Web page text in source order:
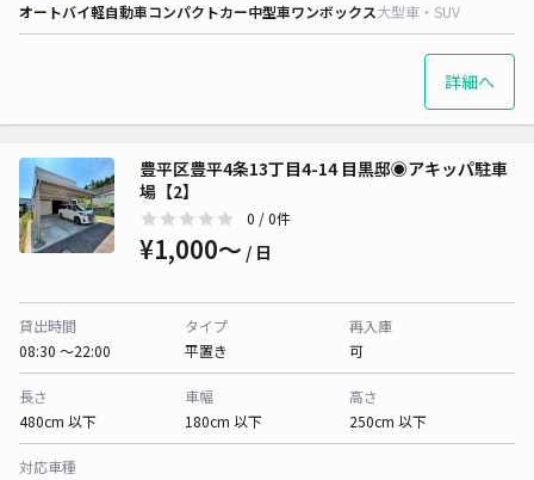
オートバイ軽自動車コンパクトカー中型車ワンボックス大型車・SUV
詳細へ
豊平区豊平4条13丁目4-14 目黒邸◉アキッパ駐車
場【2】
0 / 0件
¥1,000〜 / 日
貸出時間
08:30 〜22:00
タイプ
平置き
再入庫
可
長さ
480cm 以下
車幅
180cm 以下
高さ
250cm 以下
対応車種